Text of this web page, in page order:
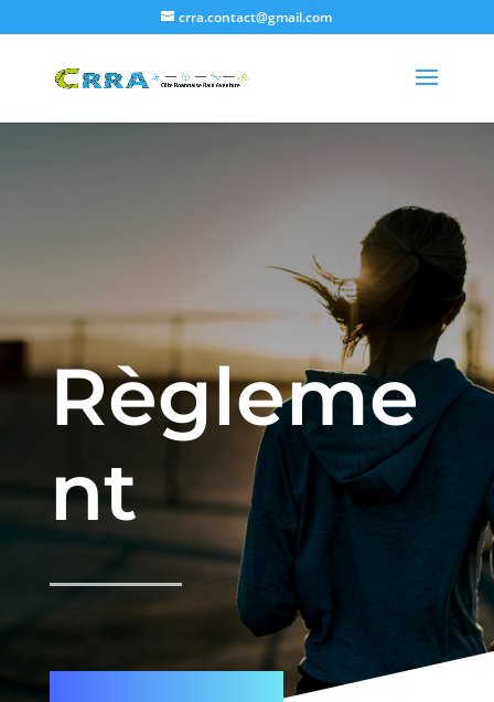
crra.contact@gmail.com
Règleme
nt